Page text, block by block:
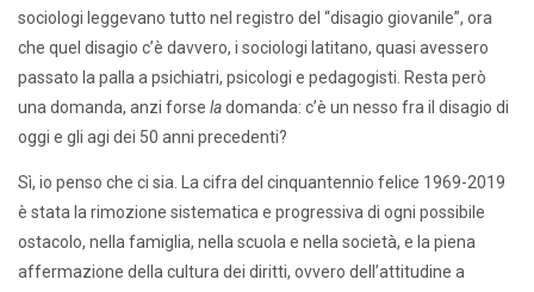
sociologi leggevano tutto nel registro del “disagio giovanile”, ora
che quel disagio c’è davvero, i sociologi latitano, quasi avessero
passato la palla a psichiatri, psicologi e pedagogisti. Resta però
una domanda, anzi forse ladomanda: c’è un nesso fra il disagio di
oggi e gli agi dei 50 anni precedenti?
Sì, io penso che ci sia. La cifra del cinquantennio felice 1969-2019
è stata la rimozione sistematica e progressiva di ogni possibile
ostacolo, nella famiglia, nella scuola e nella società, e la piena
affermazione della cultura dei diritti, ovvero dell’attitudine a